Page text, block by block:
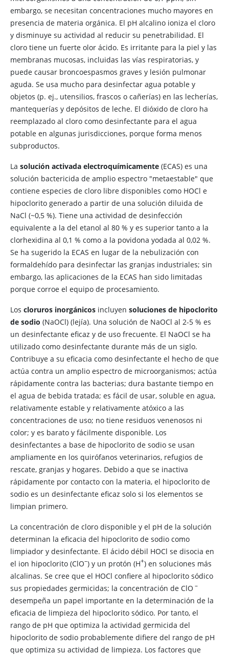
embargo, se necesitan concentraciones mucho mayores en
presencia de materia orgánica. El pH alcalino ioniza el cloro
y disminuye su actividad al reducir su penetrabilidad. El
cloro tiene un fuerte olor ácido. Es irritante para la piel y las
membranas mucosas, incluidas las vías respiratorias, y
puede causar broncoespasmos graves y lesión pulmonar
aguda. Se usa mucho para desinfectar agua potable y
objetos (p. ej., utensilios, frascos o cañerías) en las lecherías,
mantequerías y depósitos de leche. El dióxido de cloro ha
reemplazado al cloro como desinfectante para el agua
potable en algunas jurisdicciones, porque forma menos
subproductos.
La solución activada electroquímicamente (ECAS) es una
solución bactericida de amplio espectro "metaestable" que
contiene especies de cloro libre disponibles como HOCl e
hipoclorito generado a partir de una solución diluida de
NaCl (~0,5 %). Tiene una actividad de desinfección
equivalente a la del etanol al 80 % y es superior tanto a la
clorhexidina al 0,1 % como a la povidona yodada al 0,02 %.
Se ha sugerido la ECAS en lugar de la nebulización con
formaldehído para desinfectar las granjas industriales; sin
embargo, las aplicaciones de la ECAS han sido limitadas
porque corroe el equipo de procesamiento.
Los cloruros inorgánicos incluyen soluciones de hipoclorito
de sodio (NaOCl) (lejía). Una solución de NaOCl al 2-5 % es
un desinfectante eficaz y de uso frecuente. El NaOCl se ha
utilizado como desinfectante durante más de un siglo.
Contribuye a su eficacia como desinfectante el hecho de que
actúa contra un amplio espectro de microorganismos; actúa
rápidamente contra las bacterias; dura bastante tiempo en
el agua de bebida tratada; es fácil de usar, soluble en agua,
relativamente estable y relativamente atóxico a las
concentraciones de uso; no tiene residuos venenosos ni
color; y es barato y fácilmente disponible. Los
desinfectantes a base de hipoclorito de sodio se usan
ampliamente en los quirófanos veterinarios, refugios de
rescate, granjas y hogares. Debido a que se inactiva
rápidamente por contacto con la materia, el hipoclorito de
sodio es un desinfectante eficaz solo si los elementos se
limpian primero.
La concentración de cloro disponible y el pH de la solución
determinan la eficacia del hipoclorito de sodio como
limpiador y desinfectante. El ácido débil HOCl se disocia en
el ion hipoclorito (ClO​–) y un protón (H​+) en soluciones más
alcalinas. Se cree que el HOCl confiere al hipoclorito sódico
sus propiedades germicidas; la concentración de ClO​ –
desempeña un papel importante en la determinación de la
eficacia de limpieza del hipoclorito sódico. Por tanto, el
rango de pH que optimiza la actividad germicida del
hipoclorito de sodio probablemente difiere del rango de pH
que optimiza su actividad de limpieza. Los factores que